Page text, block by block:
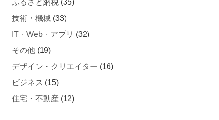
ふるさと納税 (35)
技術・機械 (33)
IT・Web・アプリ (32)
その他 (19)
デザイン・クリエイター (16)
ビジネス (15)
住宅・不動産 (12)